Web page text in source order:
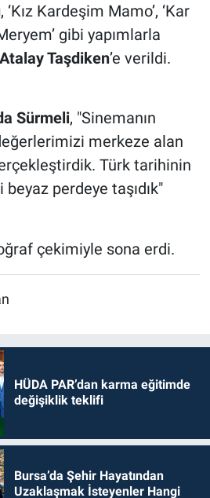
, ‘Kız Kardeşim Mamo’, ‘Kar
gibi yapımlarla
Atalay Taşdiken’e verildi.
Sürmeli, "Sinemanın
merkeze alan
Türk tarihinin
perdeye taşıdık"
çekimiyle sona erdi.
HÜDA PAR’dan karma eğitimde
değişiklik teklifi
Bursa’da Şehir Hayatından
Uzaklaşmak İsteyenler Hangi